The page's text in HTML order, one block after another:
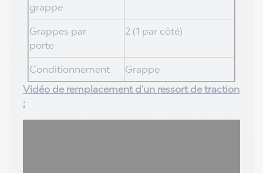
grappe
Grappes par
porte
2 (1 par côté)
Conditionnement
Grappe
Vidéo de remplacement d'un ressort de traction
: